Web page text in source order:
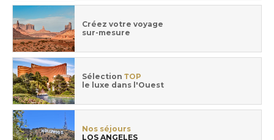
Créez votre voyage
sur-mesure
Sélection TOP
le luxe dans l'Ouest
Nos séjours
LOS ANGELES